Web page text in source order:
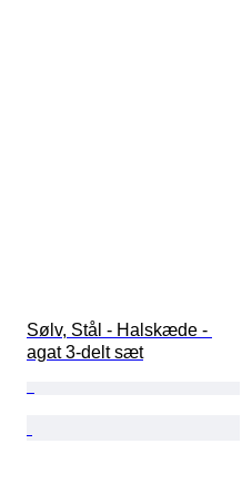
Sølv, Stål - Halskæde -
agat 3-delt sæt